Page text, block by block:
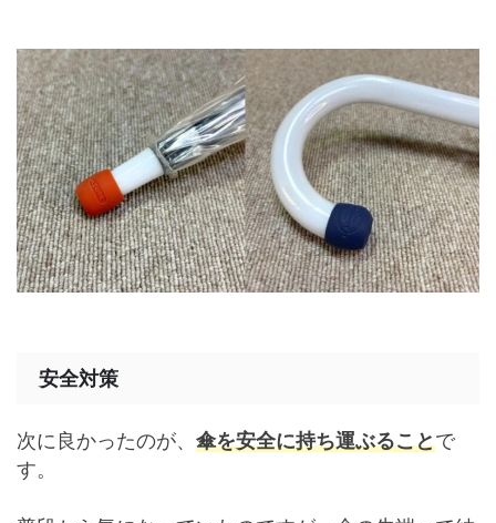
安全対策
次に良かったのが、 傘を安全に持ち運ぶることで
す。